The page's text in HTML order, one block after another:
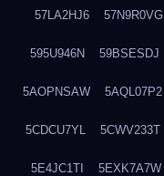
57LA2HJ6 57N9R0VG
595U946N 59BSESDJ
5AOPNSAW 5AQL07P2
5CDCU7YL 5CWV233T
5E4JC1TI 5EXK7A7W